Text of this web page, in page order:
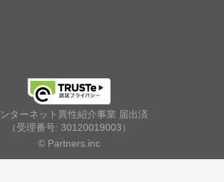
ターネット異性紹介事業 届出済
（受理番号: 30120019003）
© Partners.inc